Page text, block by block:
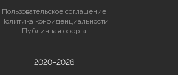
2020–2026
Пользовательское соглашение
Политика конфиденциальности
Публичная оферта